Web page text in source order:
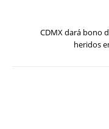
CDMX dará bono
heridos